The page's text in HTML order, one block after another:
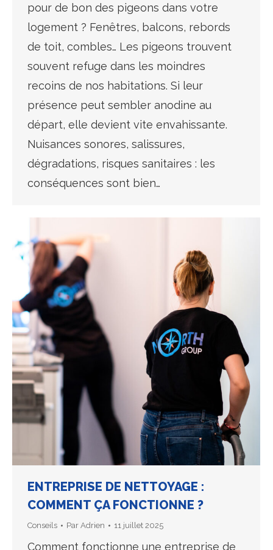
pour de bon des pigeons dans votre
logement ? Fenêtres, balcons, rebords
de toit, combles… Les pigeons trouvent
souvent refuge dans les moindres
recoins de nos habitations. Si leur
présence peut sembler anodine au
départ, elle devient vite envahissante.
Nuisances sonores, salissures,
dégradations, risques sanitaires : les
conséquences sont bien…
ENTREPRISE DE NETTOYAGE :
COMMENT ÇA FONCTIONNE ?
Conseils Par Adrien 11 juillet 2025
Comment fonctionne une entreprise de